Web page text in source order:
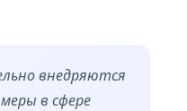
внедряются
в сфере